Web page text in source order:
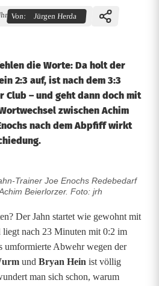
Von: Jürgen Herda
die Worte: Da holt der
2:3 auf, ist nach dem 3:3
Club – und geht dann doch mit
zwischen Achim
nach dem Abpfiff wirkt
Trainer Joe Enochs Redebedarf
Beierlorzer. Foto: jrh
Der Jahn startet wie gewohnt mit
liegt nach 23 Minuten mit 0:2 im
umformierte Abwehr wegen der
und Bryan Hein ist völlig
man sich schon, warum